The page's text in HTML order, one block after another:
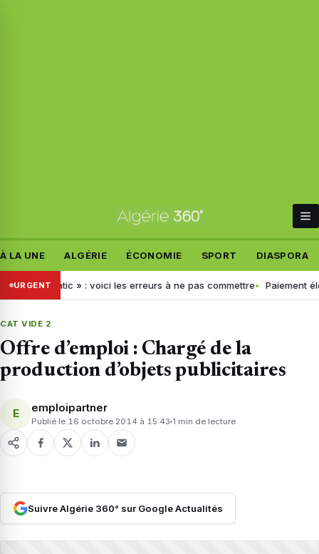
À LA UNE ALGÉRIE ÉCONOMIE SPORT DIASPORA
URGENT
« Jibayatic » : voici les erreurs à ne pas commettre Paiement
CAT VIDE 2
Offre d’emploi : Chargé de la
production d’objets publicitaires
E emploipartner
Publié le 16 octobre 2014 à 15:43 1 min de lecture
Suivre Algérie 360° sur Google Actualités